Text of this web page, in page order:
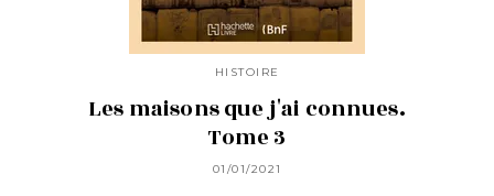
HISTOIRE
Les maisons que j'ai connues.
Tome 3
01/01/2021